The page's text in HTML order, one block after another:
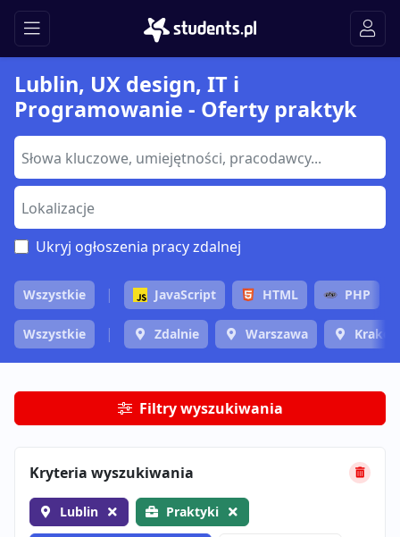
Lublin, UX design, IT i
Programowanie - Oferty praktyk
Ukryj ogłoszenia pracy zdalnej
Wszystkie JavaScript HTML PHP
Wszystkie Zdalnie Warszawa
Filtry wyszukiwania
Kryteria wyszukiwania
Lublin Praktyki